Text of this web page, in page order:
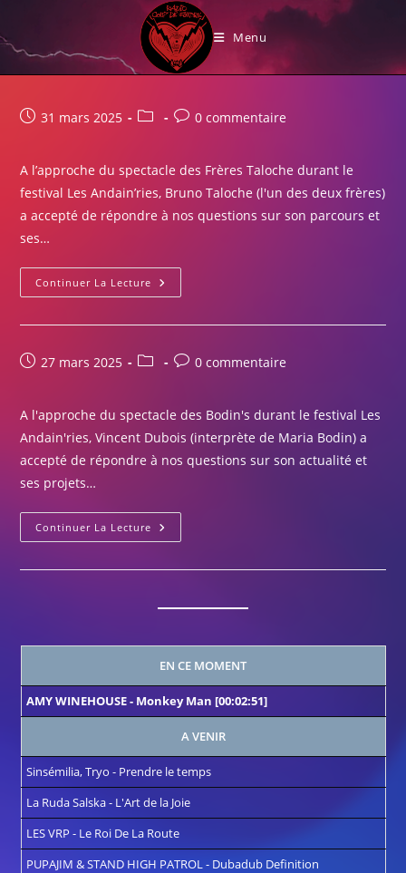
to
content
Menu
Les Andain’ries
Publication
31 mars 2025
Post
Commentaires
publication :
0 commentaire
A l’approche du spectacle des Frères Taloche durant le
festival Les Andain’ries, Bruno Taloche (l'un des deux frères)
a accepté de répondre à nos questions sur son parcours et
ses…
Continuer La Lecture Interview
Avec
Taloche
Taloche)
Publication
27 mars 2025
Post
Commentaires
publication :
0 commentaire
A l'approche du spectacle des Bodin's durant le festival Les
Andain'ries, Vincent Dubois (interprète de Maria Bodin) a
accepté de répondre à nos questions sur son actualité et
ses projets…
Continuer La Lecture Interview
Avec
Dubois
EN CE MOMENT
AMY WINEHOUSE- Monkey Man [00:02:51]
A VENIR
Sinsémilia, Tryo - Prendre le temps
La Ruda Salska- L'Art de la Joie
LES VRP - Le Roi De La Route
PUPAJIM & STAND HIGH PATROL- Dubadub Definition